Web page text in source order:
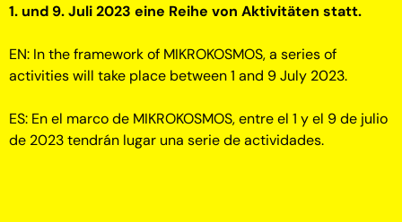
1. und 9. Juli 2023 eine Reihe von Aktivitäten statt.
EN: In the framework of MIKROKOSMOS, a series of
activities will take place between 1 and 9 July 2023.
ES: En el marco de MIKROKOSMOS, entre el 1 y el 9 de julio
de 2023 tendrán lugar una serie de actividades.